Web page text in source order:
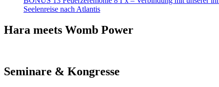
Seelenreise nach Atlantis
Hara meets Womb Power
Seminare & Kongresse